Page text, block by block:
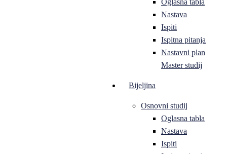
Oglasna tabla
Nastava
Ispiti
Ispitna pitanja
Nastavni plan
Master studij
Bijeljina
Osnovni studij
Oglasna tabla
Nastava
Ispiti